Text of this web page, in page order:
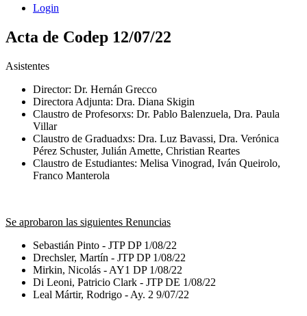
Login
Acta de Codep 12/07/22
Asistentes
Director: Dr. Hernán Grecco
Directora Adjunta: Dra. Diana Skigin
Claustro de Profesorxs: Dr. Pablo Balenzuela, Dra. Paula
Villar
Claustro de Graduadxs: Dra. Luz Bavassi, Dra. Verónica
Pérez Schuster, Julián Amette, Christian Reartes
Claustro de Estudiantes: Melisa Vinograd, Iván Queirolo,
Franco Manterola
Se aprobaron las siguientes Renuncias
Sebastián Pinto - JTP DP 1/08/22
Drechsler, Martín - JTP DP 1/08/22
Mirkin, Nicolás - AY1 DP 1/08/22
Di Leoni, Patricio Clark - JTP DE 1/08/22
Leal Mártir, Rodrigo - Ay. 2 9/07/22